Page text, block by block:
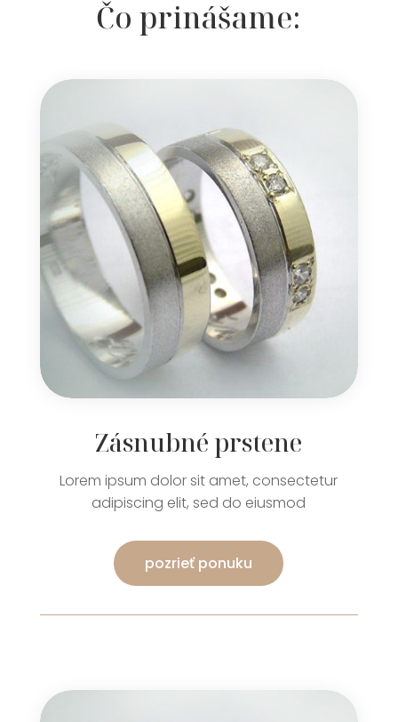
Čo prinášame:
Zásnubné prstene
Lorem ipsum dolor sit amet, consectetur
adipiscing elit, sed do eiusmod
pozrieť ponuku